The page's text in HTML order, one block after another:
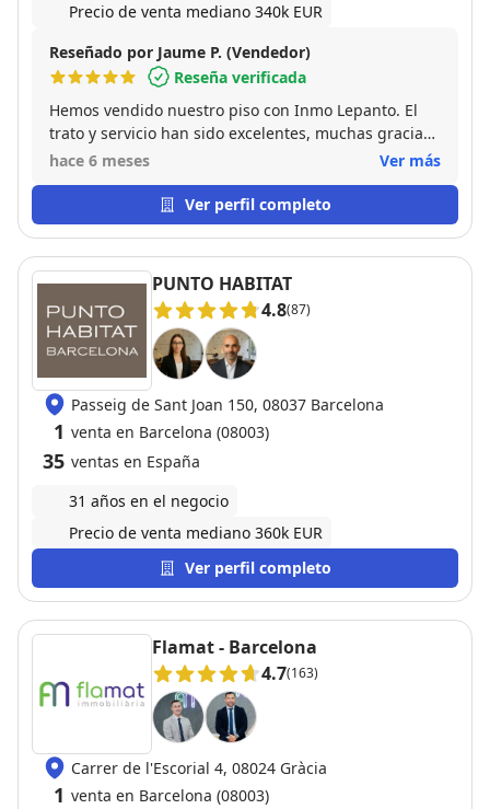
Precio de venta mediano 340k EUR
Reseñado por Jaume P. (Vendedor)
Reseña verificada
Hemos vendido nuestro piso con Inmo Lepanto. El
trato y servicio han sido excelentes, muchas gracias
a todo el equipo y en especial a Óscar Benito por su
ha aportado tranquilidad en una operación tan
importante. Un profesional increíble!
hace 6 meses Ver más
Ver perfil completo
PUNTO HABITAT
4.8(87)
Passeig de Sant Joan 150, 08037 Barcelona
1 venta en Barcelona (08003)
35 ventas en España
31 años en el negocio
Precio de venta mediano 360k EUR
Ver perfil completo
Flamat - Barcelona
4.7(163)
Carrer de l'Escorial 4, 08024 Gràcia
1 venta en Barcelona (08003)